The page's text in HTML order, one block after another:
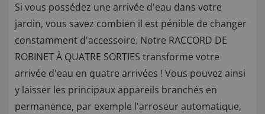
Si vous possédez une arrivée d'eau dans votre
jardin, vous savez combien il est pénible de changer
constamment d'accessoire. Notre RACCORD DE
ROBINET À QUATRE SORTIES transforme votre
arrivée d'eau en quatre arrivées ! Vous pouvez ainsi
y laisser les principaux appareils branchés en
permanence, par exemple l'arroseur automatique,